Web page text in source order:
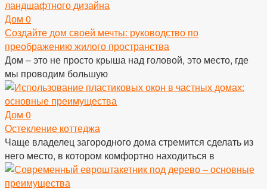
Дом 0
Создайте дом своей мечты: руководство по
преображению жилого пространства
Дом – это не просто крыша над головой, это место, где
мы проводим большую
Дом 0
Остекление коттеджа
Чаще владелец загородного дома стремится сделать из
него место, в котором комфортно находиться в